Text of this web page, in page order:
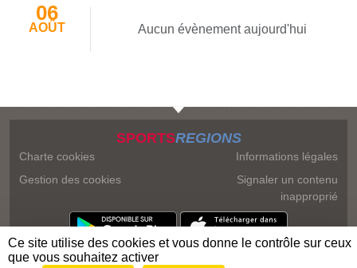
06
AOÛT Aucun évènement aujourd'hui
SPORTSREGIONS
Charte cookies
Gestion des cookies
Informations légales
Signaler un contenu
inapproprié
Ce site utilise des cookies et vous donne le contrôle sur ceux
que vous souhaitez activer